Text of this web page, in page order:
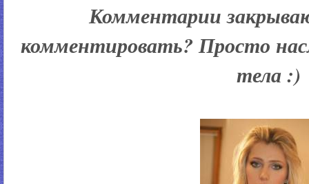
Комментарии
комментировать? Просто
тела :)